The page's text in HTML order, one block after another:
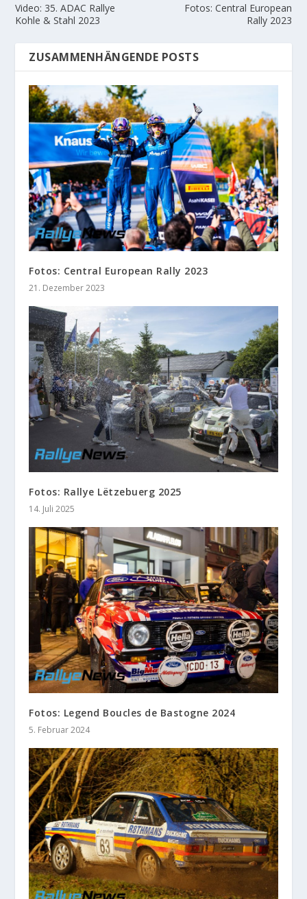
Video: 35. ADAC Rallye
Kohle & Stahl 2023
Fotos: Central European
Rally 2023
ZUSAMMENHÄNGENDE POSTS
Fotos: Central European Rally 2023
21. Dezember 2023
Fotos: Rallye Lëtzebuerg 2025
14. Juli 2025
Fotos: Legend Boucles de Bastogne 2024
5. Februar 2024